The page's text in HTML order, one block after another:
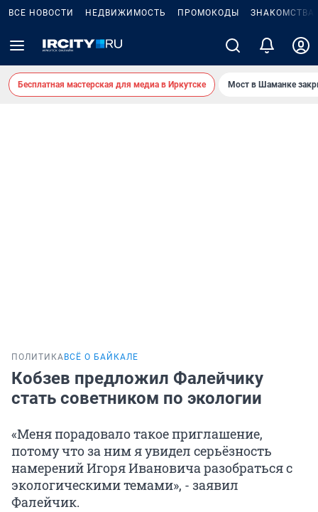
ВСЕ НОВОСТИ НЕДВИЖИМОСТЬ ПРОМОКОДЫ ЗНАКОМСТВА
Бесплатная мастерская для медиа в Иркутске Мост в Шаманке
ПОЛИТИКА ВСЁ О БАЙКАЛЕ
Кобзев предложил Фалейчику
стать советником по экологии
«Меня порадовало такое приглашение,
потому что за ним я увидел серьёзность
намерений Игоря Ивановича разобраться с
экологическими темами», - заявил
Фалейчик.